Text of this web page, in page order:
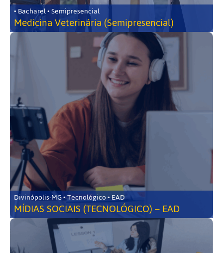
• Bacharel • Semipresencial
Medicina Veterinária (Semipresencial)
Divinópolis-MG • Tecnológico • EAD
MÍDIAS SOCIAIS (TECNOLÓGICO) – EAD